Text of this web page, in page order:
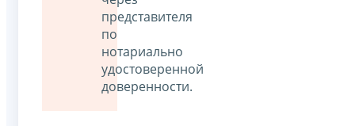
представителя
по
нотариально
удостоверенной
доверенности.